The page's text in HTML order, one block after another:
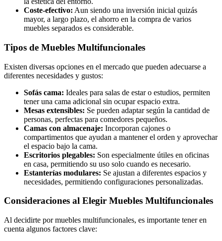
Coste-efectivo: Aun siendo una inversión inicial quizás
mayor, a largo plazo, el ahorro en la compra de varios
muebles separados es considerable.
Tipos de Muebles Multifuncionales
Existen diversas opciones en el mercado que pueden adecuarse a
diferentes necesidades y gustos:
Sofás cama: Ideales para salas de estar o estudios, permiten
tener una cama adicional sin ocupar espacio extra.
Mesas extensibles: Se pueden adaptar según la cantidad de
personas, perfectas para comedores pequeños.
Camas con almacenaje: Incorporan cajones o
compartimentos que ayudan a mantener el orden y aprovechar
el espacio bajo la cama.
Escritorios plegables: Son especialmente útiles en oficinas
en casa, permitiendo su uso solo cuando es necesario.
Estanterías modulares: Se ajustan a diferentes espacios y
necesidades, permitiendo configuraciones personalizadas.
Consideraciones al Elegir Muebles Multifuncionales
Al decidirte por muebles multifuncionales, es importante tener en
cuenta algunos factores clave: